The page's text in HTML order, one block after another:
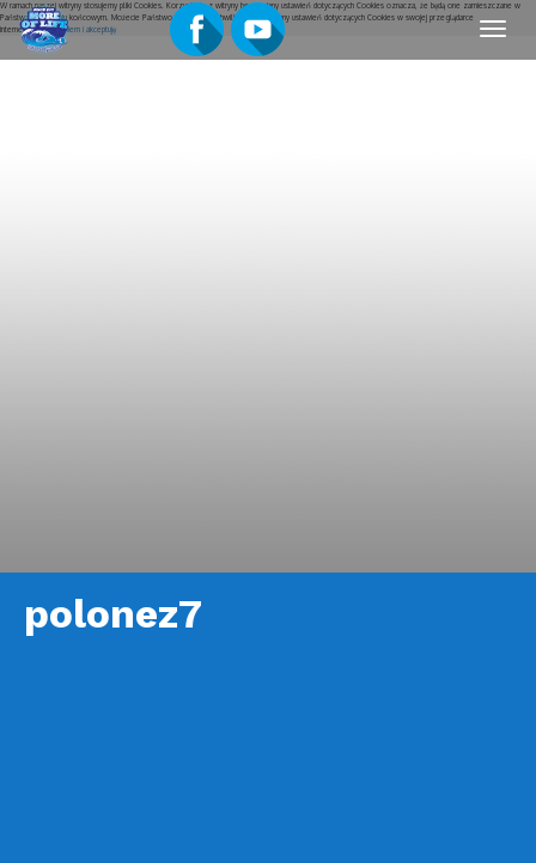
W ramach naszej witryny stosujemy pliki Cookies. Korzystanie z witryny bez zmiany ustawień dotyczących Cookies oznacza, że będą one zamieszczane w
Państwa urządzeniu końcowym. Możecie Państwo w dowolnej chwili dokonać zmiany ustawień dotyczących Cookies w swojej przeglądarce
internetowej.Rozumiem i akceptuję
Menu
polonez7